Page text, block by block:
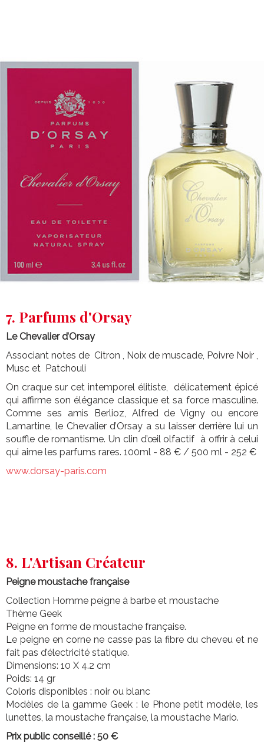
7. Parfums d'Orsay
Le Chevalier d’Orsay
Associant notes de Citron , Noix de muscade, Poivre Noir ,
Musc et Patchouli
On craque sur cet intemporel élitiste, délicatement épicé
qui affirme son élégance classique et sa force masculine.
Comme ses amis Berlioz, Alfred de Vigny ou encore
Lamartine, le Chevalier d’Orsay a su laisser derrière lui un
souffle de romantisme. Un clin d’œil olfactif à offrir à celui
qui aime les parfums rares. 100ml - 88 € / 500 ml - 252 €
www.dorsay-paris.com
8. L'Artisan Créateur
Peigne moustache française
Collection Homme peigne à barbe et moustache
Thème Geek
Peigne en forme de moustache française.
Le peigne en corne ne casse pas la fibre du cheveu et ne
fait pas d’électricité statique.
Dimensions: 10 X 4.2 cm
Poids: 14 gr
Coloris disponibles : noir ou blanc
Modèles de la gamme Geek : le Phone petit modèle, les
lunettes, la moustache française, la moustache Mario.
Prix public conseillé : 50 €